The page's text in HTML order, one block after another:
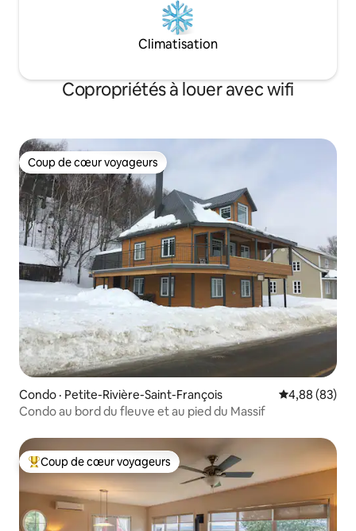
Climatisation
Copropriétés à louer avec wifi
Coup de cœur voyageurs
Coup de cœur voyageurs
Condo · Petite-Rivière-Saint-François Note
4,88 (83)
Condo au bord du fleuve et au pied du Massif
Coup de cœur voyageurs parmi les plus aimés
Coup de cœur voyageurs